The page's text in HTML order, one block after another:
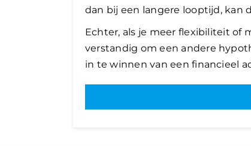
dan bij een langere looptijd, kan
Echter, als je meer flexibiliteit of
verstandig om een andere
in te winnen van een financieel